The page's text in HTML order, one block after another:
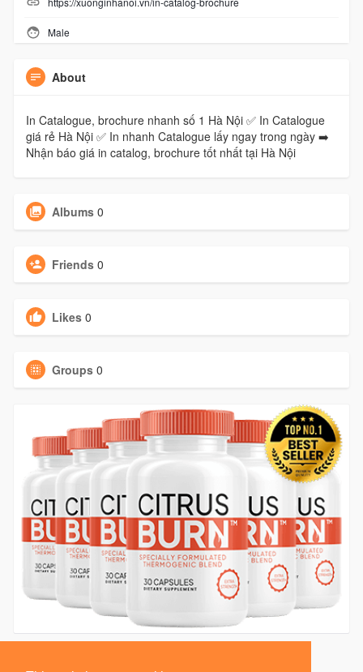
Male
About
In Catalogue, brochure nhanh số 1 Hà Nội ✅ In Catalogue
giá rẻ Hà Nội ✅ In nhanh Catalogue lấy ngay trong ngày ➡️
Nhận báo giá in catalog, brochure tốt nhất tại Hà Nội
Albums 0
Friends 0
Likes 0
Groups 0